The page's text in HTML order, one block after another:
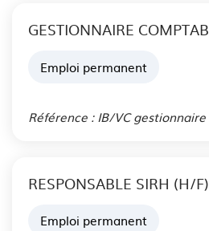
GESTIONNAIRE
Emploi permanent
Référence : IB/VC
RESPONSABLE SIRH (H/F)
Emploi permanent